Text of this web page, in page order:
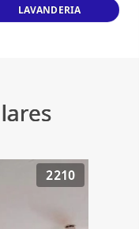
LAVANDERIA
2210